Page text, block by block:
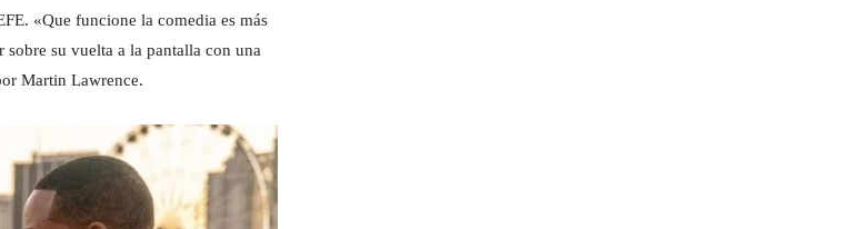
«Que funcione la comedia es más
su vuelta a la pantalla con una
Martin Lawrence.